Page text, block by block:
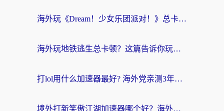
海外玩《Dream！少女乐团派对！》总卡顿？加速器到底能不能用？一篇指南解决你的国服游戏难题
海外玩地铁逃生总卡顿？这篇告诉你玩地铁逃生用什么加速器好,比较好
打lol用什么加速器最好? 海外党亲测3年的国服游戏加速终极攻略
境外打新笑傲江湖加速器哪个好？海外玩家国服畅玩全攻略（附实测推荐）